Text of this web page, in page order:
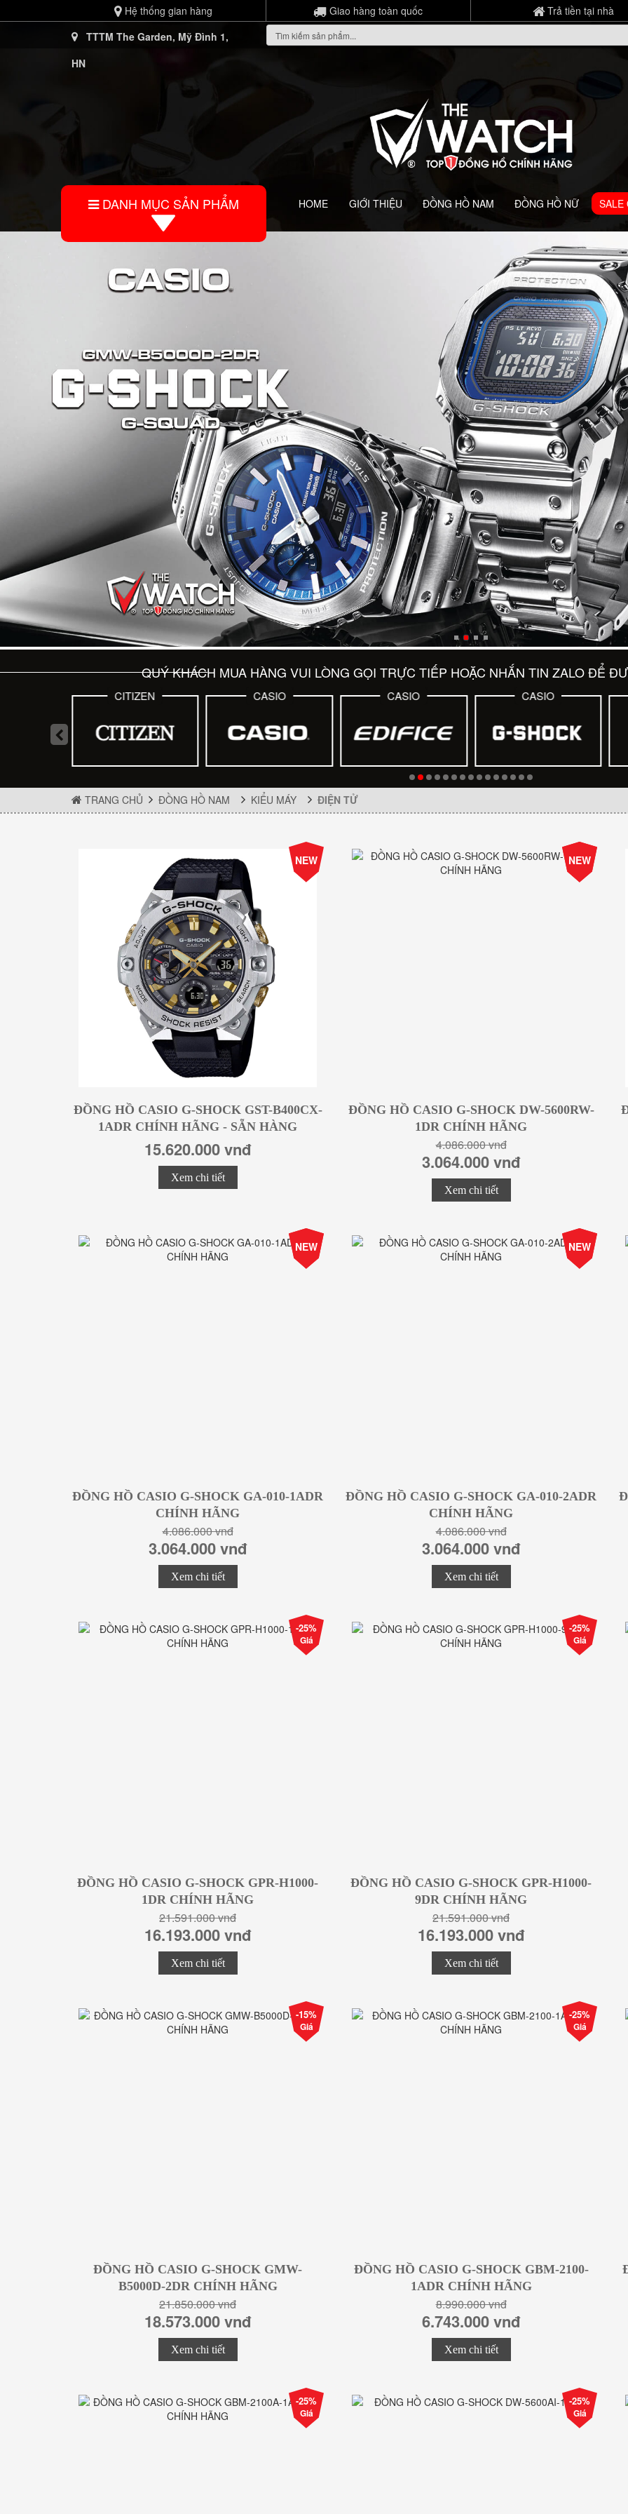
Hệ thống gian hàng Giao hàng toàn quốc Trả tiền tại nhà
TTTM The Garden, Mỹ Đình 1,
HN
DANH MỤC SẢN PHẨM HOME GIỚI THIỆU ĐỒNG HỒ NAM ĐỒNG HỒ NỮ SALE
QUÝ KHÁCH MUA HÀNG VUI LÒNG GỌI TRỰC TIẾP HOẶC NHẮN TIN ZALO ĐỂ
CITIZEN CASIO CASIO CASIO
TRANG CHỦ ĐỒNG HỒ NAM KIỂU MÁY ĐIỆN TỬ
NEW
ĐỒNG HỒ CASIO G-SHOCK GST-B400CX-
1ADR CHÍNH HÃNG - SẴN HÀNG
15.620.000 vnđ
Xem chi tiết
-25%
Giá
NEW
ĐỒNG HỒ CASIO G-SHOCK DW-5600RW-
1DR CHÍNH HÃNG
4.086.000 vnđ
3.064.000 vnđ
Xem chi tiết
-25%
Giá
NEW
ĐỒNG HỒ CASIO G-SHOCK GA-010-1ADR
CHÍNH HÃNG
4.086.000 vnđ
3.064.000 vnđ
Xem chi tiết
-25%
Giá
NEW
ĐỒNG HỒ CASIO G-SHOCK GA-010-2ADR
CHÍNH HÃNG
4.086.000 vnđ
3.064.000 vnđ
Xem chi tiết
-25%
Giá
ĐỒNG HỒ CASIO G-SHOCK GPR-H1000-
1DR CHÍNH HÃNG
21.591.000 vnđ
16.193.000 vnđ
Xem chi tiết
-25%
Giá
ĐỒNG HỒ CASIO G-SHOCK GPR-H1000-
9DR CHÍNH HÃNG
21.591.000 vnđ
16.193.000 vnđ
Xem chi tiết
-15%
Giá
ĐỒNG HỒ CASIO G-SHOCK GMW-
B5000D-2DR CHÍNH HÃNG
21.850.000 vnđ
18.573.000 vnđ
Xem chi tiết
-25%
Giá
ĐỒNG HỒ CASIO G-SHOCK GBM-2100-
1ADR CHÍNH HÃNG
8.990.000 vnđ
6.743.000 vnđ
Xem chi tiết
-25%
Giá
-25%
Giá